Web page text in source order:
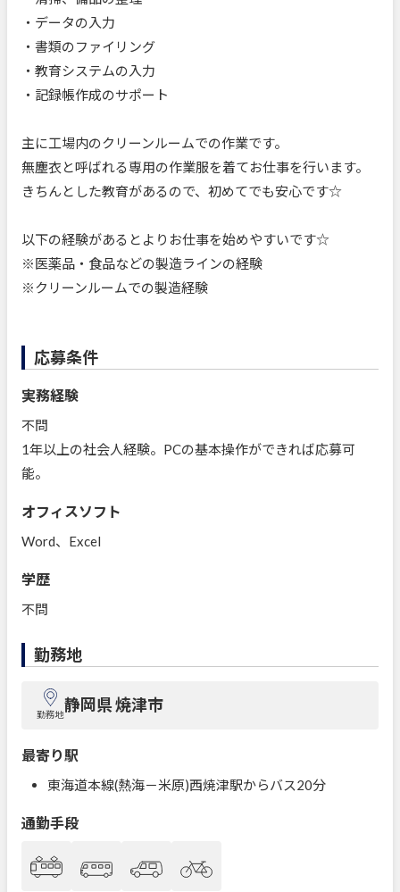
・データの入力
・書類のファイリング
・教育システムの入力
・記録帳作成のサポート
主に工場内のクリーンルームでの作業です。
無塵衣と呼ばれる専用の作業服を着てお仕事を行います。
きちんとした教育があるので、初めてでも安心です☆
以下の経験があるとよりお仕事を始めやすいです☆
※医薬品・食品などの製造ラインの経験
※クリーンルームでの製造経験
応募条件
実務経験
不問
1年以上の社会人経験。PCの基本操作ができれば応募可
能。
オフィスソフト
Word、Excel
学歴
不問
勤務地
勤務地静岡県 焼津市
最寄り駅
東海道本線(熱海－米原)西焼津駅からバス20分
通勤手段